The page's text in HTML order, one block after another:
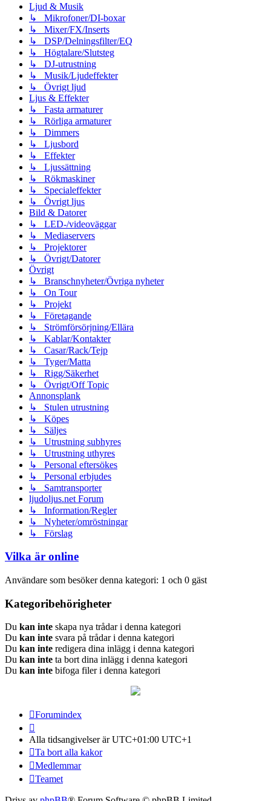
Ljud & Musik
↳ Mikrofoner/DI-boxar
↳ Mixer/FX/Inserts
↳ DSP/Delningsfilter/EQ
↳ Högtalare/Slutsteg
↳ DJ-utrustning
↳ Musik/Ljudeffekter
↳ Övrigt ljud
Ljus & Effekter
↳ Fasta armaturer
↳ Rörliga armaturer
↳ Dimmers
↳ Ljusbord
↳ Effekter
↳ Ljussättning
↳ Rökmaskiner
↳ Specialeffekter
↳ Övrigt ljus
Bild & Datorer
↳ LED-/videoväggar
↳ Mediaservers
↳ Projektorer
↳ Övrigt/Datorer
Övrigt
↳ Branschnyheter/Övriga nyheter
↳ On Tour
↳ Projekt
↳ Företagande
↳ Strömförsörjning/Ellära
↳ Kablar/Kontakter
↳ Casar/Rack/Tejp
↳ Tyger/Matta
↳ Rigg/Säkerhet
↳ Övrigt/Off Topic
Annonsplank
↳ Stulen utrustning
↳ Köpes
↳ Säljes
↳ Utrustning subhyres
↳ Utrustning uthyres
↳ Personal eftersökes
↳ Personal erbjudes
↳ Samtransporter
ljudoljus.net Forum
↳ Information/Regler
↳ Nyheter/omröstningar
↳ Förslag
Vilka är online
Användare som besöker denna kategori: 1 och 0 gäst
Kategoribehörigheter
Du kan inte skapa nya trådar i denna kategori
Du kan inte svara på trådar i denna kategori
Du kan inte redigera dina inlägg i denna kategori
Du kan inte ta bort dina inlägg i denna kategori
Du kan inte bifoga filer i denna kategori
Forumindex
Alla tidsangivelser är UTC+01:00 UTC+1
Ta bort alla kakor
Medlemmar
Teamet